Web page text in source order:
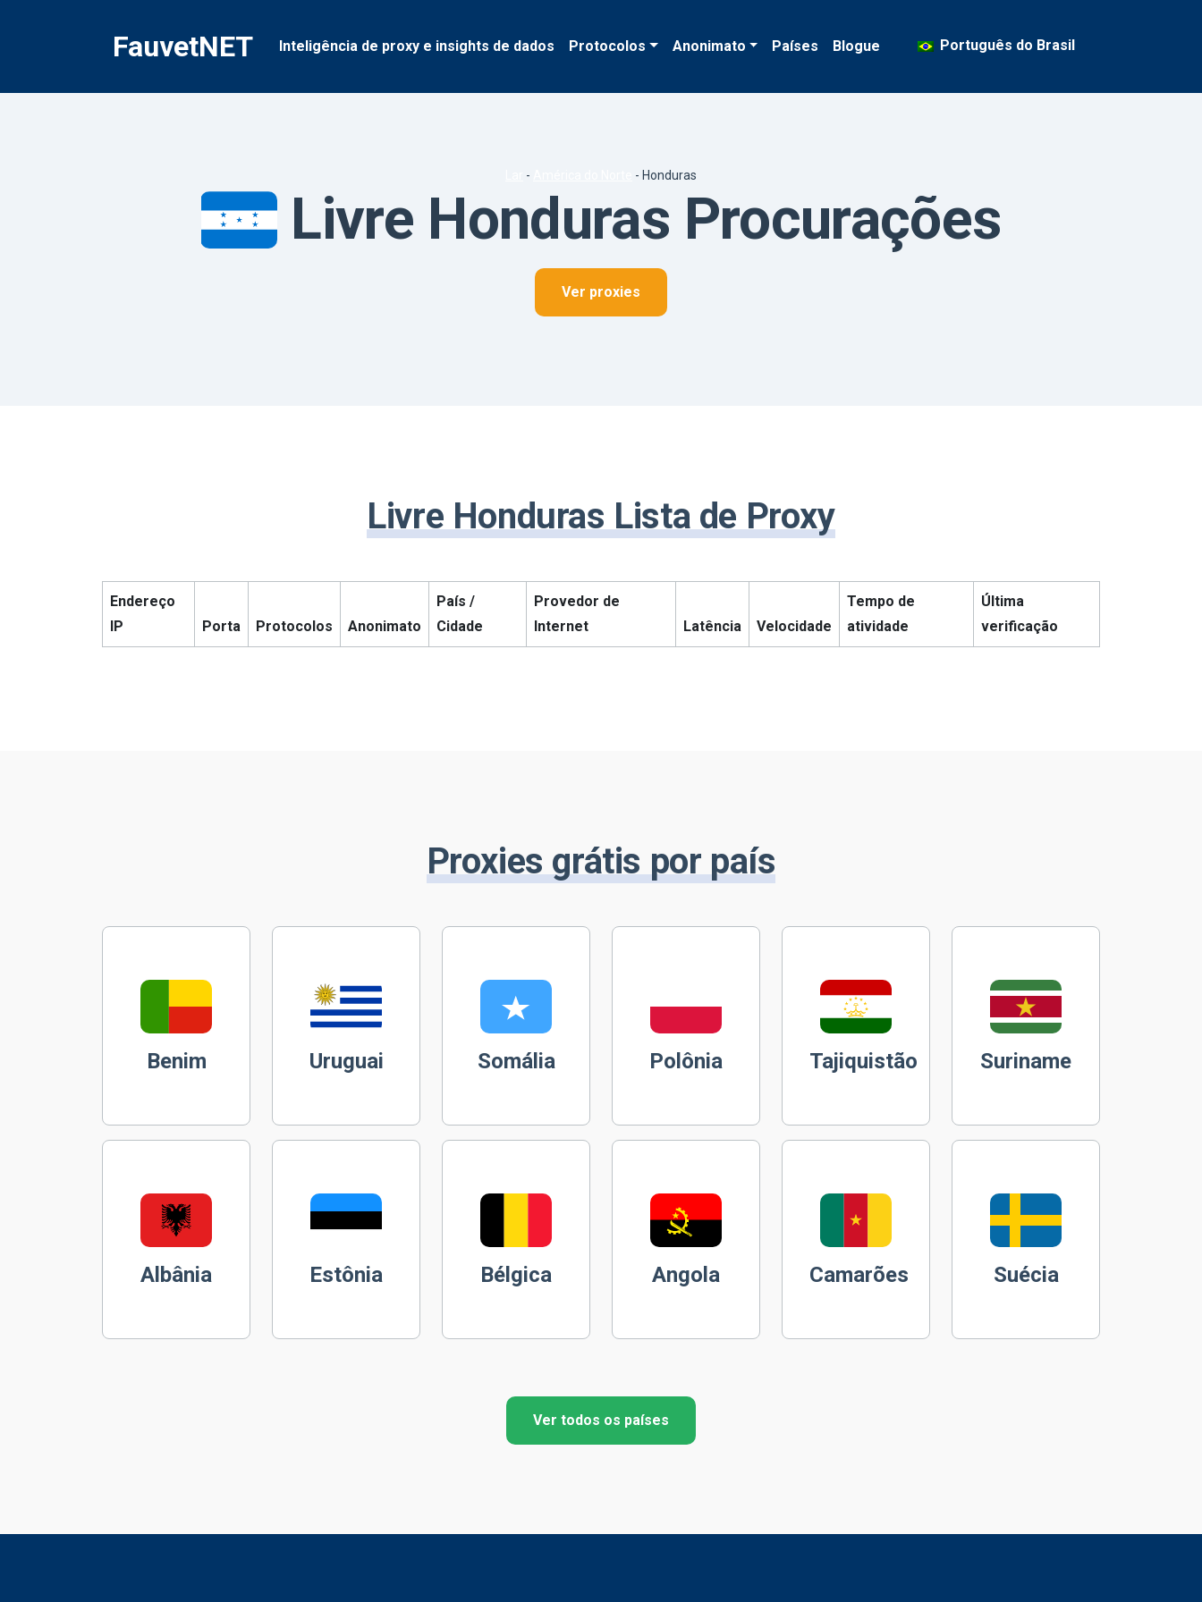
FauvetNET Inteligência de proxy e insights de dados Protocolos Anonimato Países Blogue Português do Brasil
- - Honduras
Livre Honduras Procurações
Ver proxies
Livre Honduras Lista de Proxy
Endereço
IP
Porta Protocolos Anonimato
País /
Cidade
Provedor de
Internet
Latência Velocidade
Tempo de
atividade
Última
verificação
Proxies grátis por país
Benim Uruguai Somália Polônia Tajiquistão Suriname
Albânia Estônia Bélgica Angola Camarões Suécia
Ver todos os países